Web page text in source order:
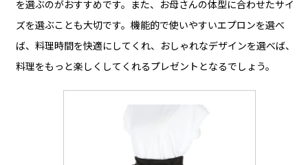
を選ぶのがおすすめです。また、お母さんの体型に合わせたサイ
ズを選ぶことも大切です。機能的で使いやすいエプロンを選べ
ば、料理時間を快適にしてくれ、おしゃれなデザインを選べば、
料理をもっと楽しくしてくれるプレゼントとなるでしょう。